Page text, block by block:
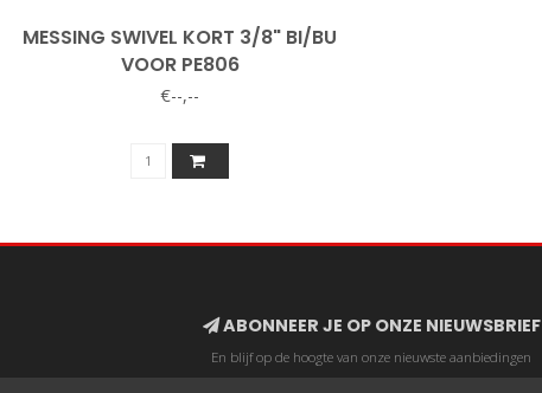
MESSING SWIVEL KORT 3/8" BI/BU
VOOR PE806
€--,--
ABONNEER JE OP ONZE NIEUWSBRIEF
En blijf op de hoogte van onze nieuwste aanbiedingen